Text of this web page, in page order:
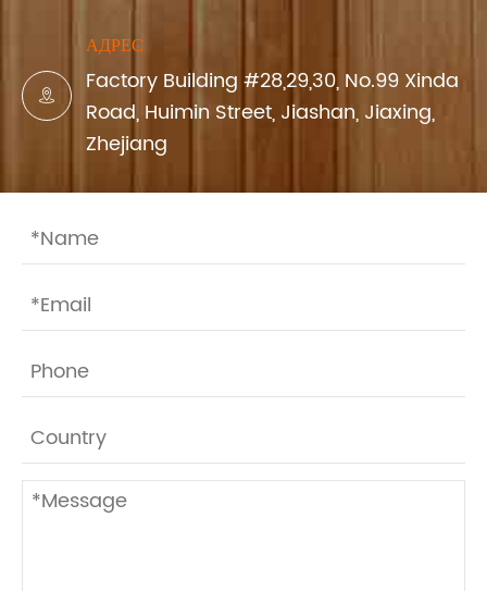

АДРЕС
Factory Building #28,29,30, No.99 Xinda
Road, Huimin Street, Jiashan, Jiaxing,
Zhejiang